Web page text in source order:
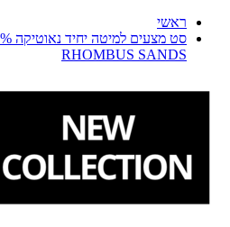
ראשי
RHOMBUS SANDS